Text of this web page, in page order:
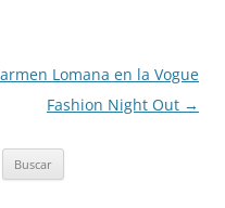
Lomana en la Vogue
Fashion Night Out →